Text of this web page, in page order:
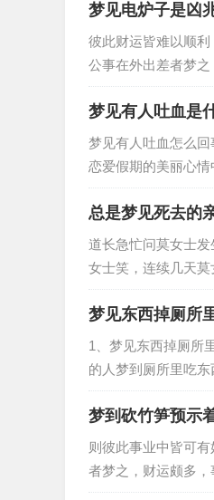
梦见电炉子是凶
彼此财运皆难以顺
公事在外出差者梦
事业中多有困顿之
梦见有人吐血是
梦见有人吐血怎么
恋爱假期的美丽心情中，心思已经飞驰到天边
关周公解梦，
总是梦见死去的
道长急忙问莫女士
女士笑，连续几天
叔，网友们纷纷说
梦见东西掉厕所
1、梦见东西掉厕所
的人梦到厕所里吃
望，孕妇梦到厕所
梦到砍竹笋预示
则彼此事业中皆可
者梦之，财运颇多
思细腻之人梦之，